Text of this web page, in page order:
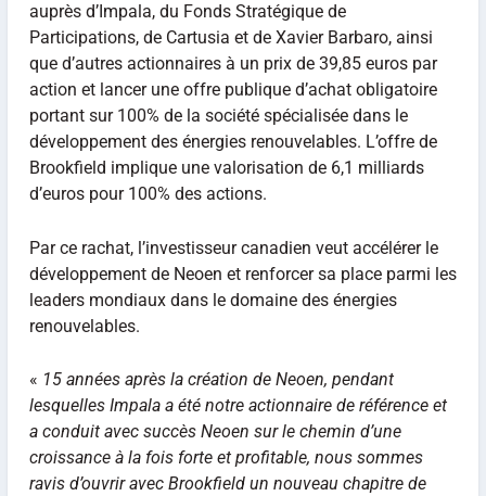
auprès d’Impala, du Fonds Stratégique de
Participations, de Cartusia et de Xavier Barbaro, ainsi
que d’autres actionnaires à un prix de 39,85 euros par
action et lancer une offre publique d’achat obligatoire
portant sur 100% de la société spécialisée dans le
développement des énergies renouvelables. L’offre de
Brookfield implique une valorisation de 6,1 milliards
d’euros pour 100% des actions.
Par ce rachat, l’investisseur canadien veut accélérer le
développement de Neoen et renforcer sa place parmi les
leaders mondiaux dans le domaine des énergies
renouvelables.
« 15 années après la création de Neoen, pendant
lesquelles Impala a été notre actionnaire de référence et
a conduit avec succès Neoen sur le chemin d’une
croissance à la fois forte et profitable, nous sommes
ravis d’ouvrir avec Brookfield un nouveau chapitre de